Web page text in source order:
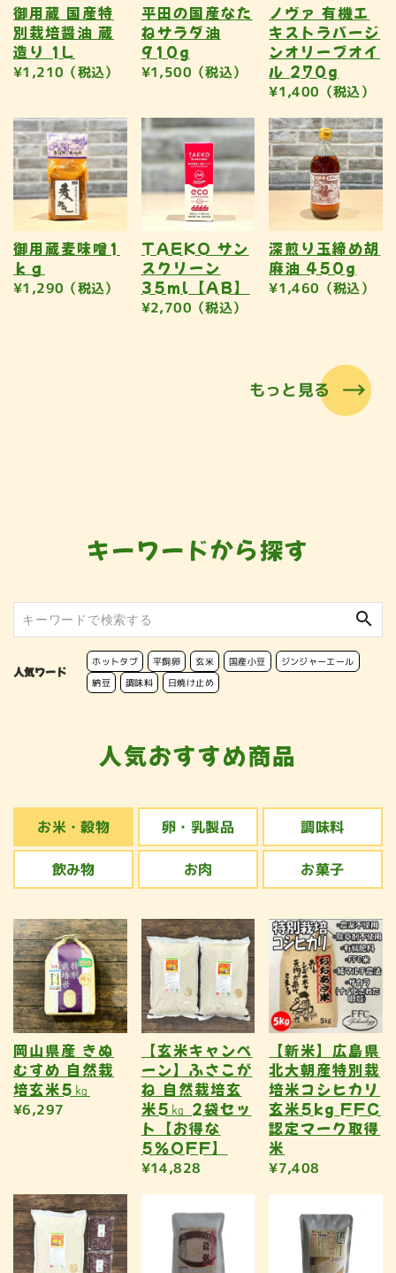
御用蔵 国産特
別栽培醤油 蔵
造り 1L
¥1,210（税込）
平田の国産なた
ねサラダ油
910g
¥1,500（税込）
ノヴァ 有機エ
キストラバージ
ンオリーブオイ
ル 270g
¥1,400（税込）
御用蔵麦味噌1
ｋｇ
¥1,290（税込）
TAEKO サン
スクリーン
35ml【AB】
¥2,700（税込）
深煎り玉締め胡
麻油 450g
¥1,460（税込）
もっと見る
キーワードから探す
search
人気ワード
ホットタブ 平飼卵 玄米 国産小豆
ジンジャーエール
納豆
調味料 日焼け止め
人気おすすめ商品
お米・穀物 卵・乳製品 調味料
飲み物 お肉 お菓子
岡山県産 きぬ
むすめ 自然栽
培玄米5㎏
¥6,297
【玄米キャンペ
ーン】ふさこが
ね 自然栽培玄
米5㎏ 2袋セッ
ト【お得な
5％OFF】
¥14,828
【新米】広島県
北大朝産特別栽
培米コシヒカリ
玄米5kg FFC
認定マーク取得
米
¥7,408